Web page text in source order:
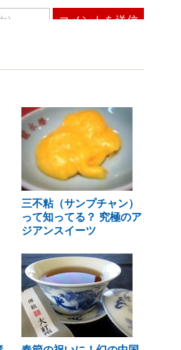
三不粘（サンプチャン）
って知ってる？ 究極のア
ジアンスイーツ